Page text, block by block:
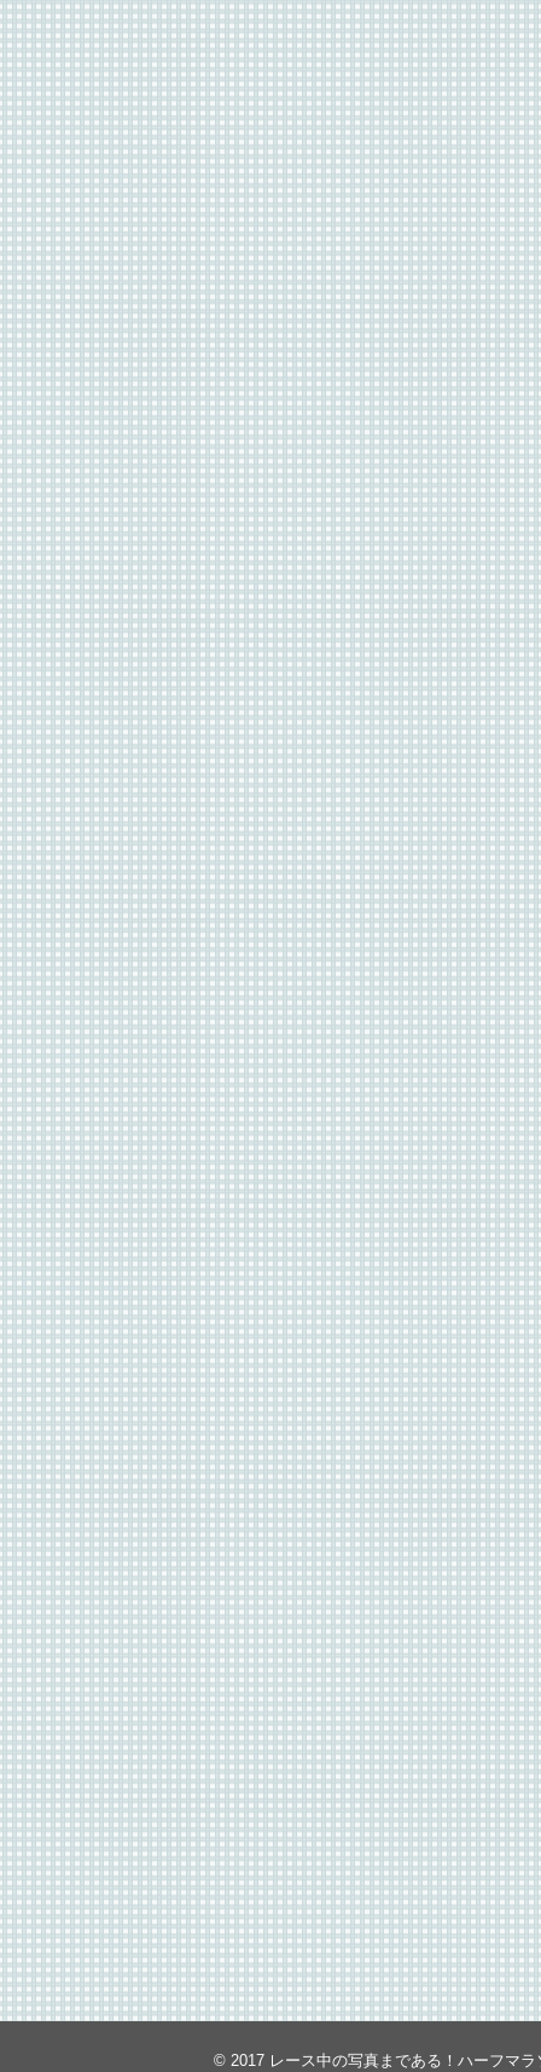
© 2017 レース中の写真まである！ハーフマ